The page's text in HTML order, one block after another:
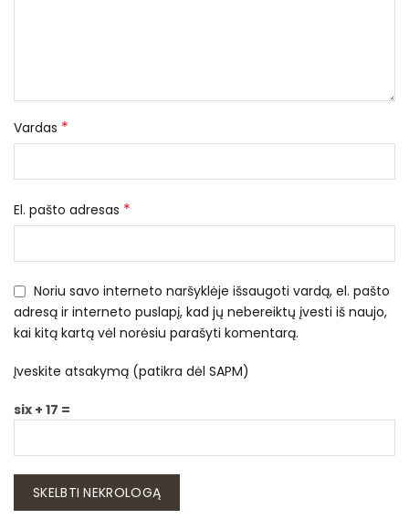
Vardas *
El. pašto adresas *
Noriu savo interneto naršyklėje išsaugoti vardą, el. pašto
adresą ir interneto puslapį, kad jų nebereiktų įvesti iš naujo,
kai kitą kartą vėl norėsiu parašyti komentarą.
Įveskite atsakymą (patikra dėl SAPM)
six + 17 =